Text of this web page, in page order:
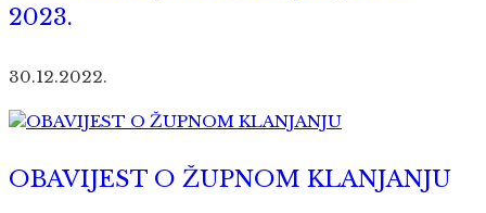
2023.
30.12.2022.
OBAVIJEST O ŽUPNOM KLANJANJU